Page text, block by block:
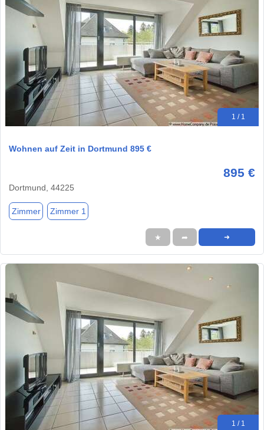
1 / 1
Wohnen auf Zeit in Dortmund 895 €
895 €
Dortmund, 44225
Zimmer Zimmer 1
★ ➦ ➜
1 / 1